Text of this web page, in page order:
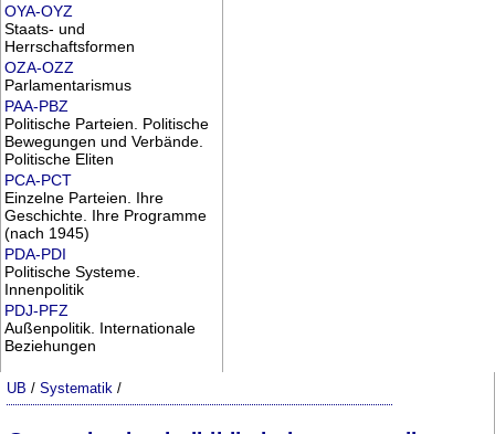
OYA-OYZ
Staats- und
Herrschaftsformen
OZA-OZZ
Parlamentarismus
PAA-PBZ
Politische Parteien. Politische
Bewegungen und Verbände.
Politische Eliten
PCA-PCT
Einzelne Parteien. Ihre
Geschichte. Ihre Programme
(nach 1945)
PDA-PDI
Politische Systeme.
Innenpolitik
PDJ-PFZ
Außenpolitik. Internationale
Beziehungen
UB /Systematik /